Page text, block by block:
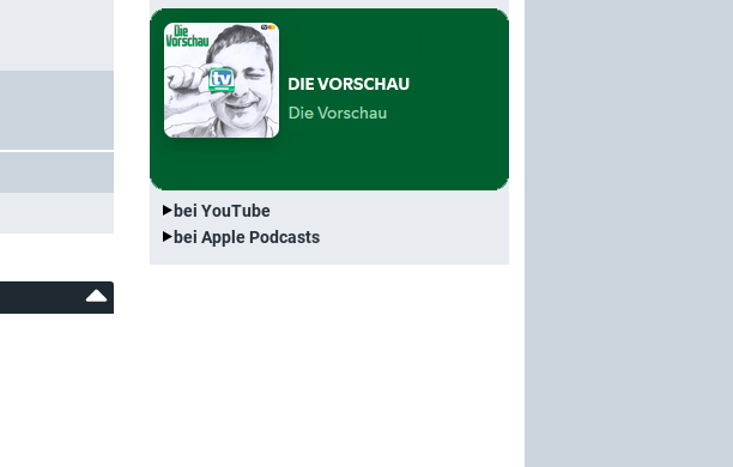
bei YouTube
bei Apple Podcasts